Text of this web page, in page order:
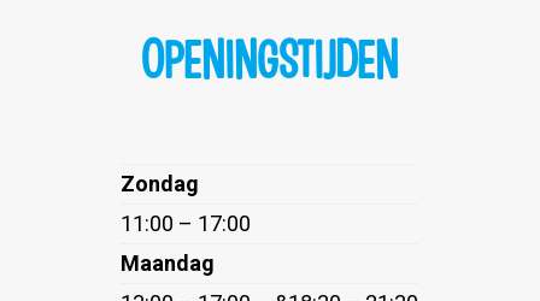
OPENINGSTIJDEN
Zondag
11:00 – 17:00
Maandag